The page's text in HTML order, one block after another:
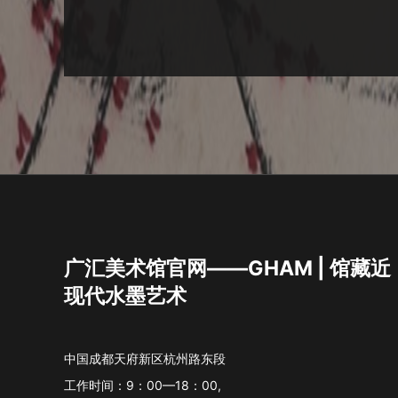
广汇美术馆官网——GHAM | 馆藏近
现代水墨艺术
中国成都天府新区杭州路东段
工作时间：9：00—18：00,